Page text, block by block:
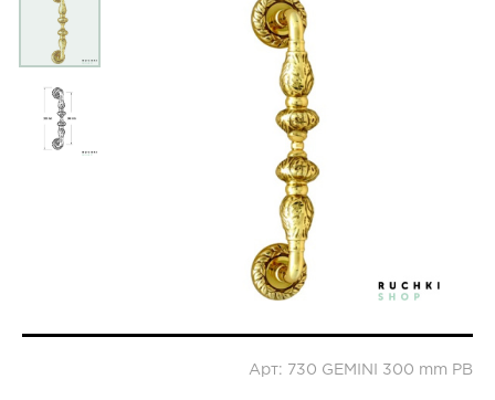
Арт: 730 GEMINI 300 mm PB